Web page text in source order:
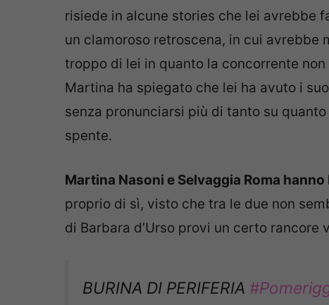
risiede in alcune stories che lei avrebbe
un clamoroso retroscena, in cui avrebbe
troppo di lei in quanto la concorrente
Martina ha spiegato che lei ha avuto i
senza pronunciarsi più di tanto su
spente.
Martina Nasoni e Selvaggia Roma
proprio di sì, visto che tra le due non
di Barbara d’Urso provi un certo rancore
BURINA DI PERIFERIA